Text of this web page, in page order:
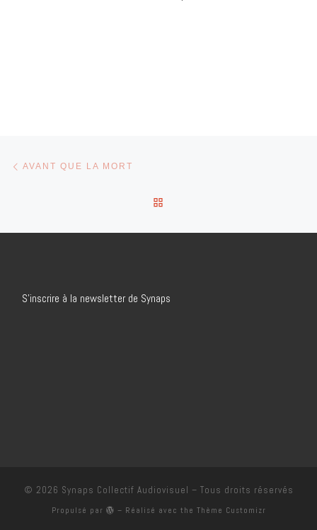
Parcourir les articles
AVANT QUE LA MORT
S’inscrire à la newsletter de Synaps
© 2026 Synaps Collectif Audiovisuel – Tous droits réservés
Propulsé par – Réalisé avec the Thème Customizr